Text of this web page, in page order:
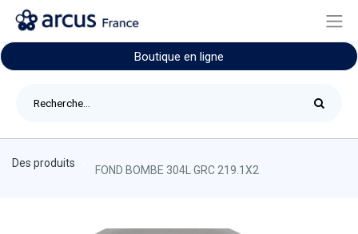
Boutique en ligne
Des produits
FOND BOMBE 304L GRC 219.1X2